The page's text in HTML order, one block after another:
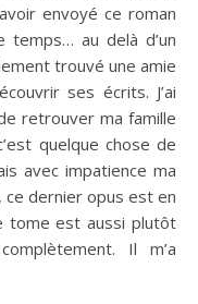
envoyé ce roman
au delà d’un
trouvé une amie
ses écrits. J’ai
retrouver ma famille
quelque chose de
avec impatience ma
dernier opus est en
tome est aussi plutôt
Il m’a